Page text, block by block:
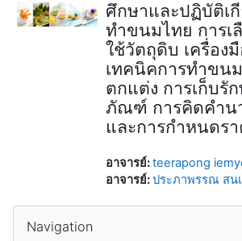
ศึกษาและปฏิบัติเ
ทำขนมไทย การเ
ใช้วัตถุดิบ เครื่อง
เทคนิคการทำขน
ตกแต่ง การเก็บรั
ภัณฑ์ การคิดคำ
และการกำหนดร
อาจารย์:teerapong
อาจารย์:ประภาพรรณ สน
บล็อค
Navigation